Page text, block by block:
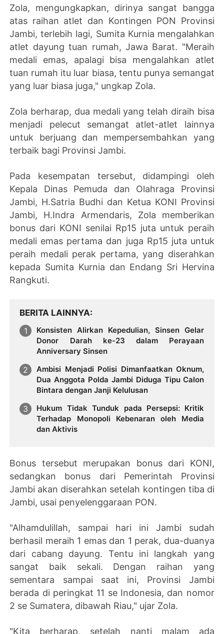
Zola, mengungkapkan, dirinya sangat bangga
atas raihan atlet dan Kontingen PON Provinsi
Jambi, terlebih lagi, Sumita Kurnia mengalahkan
atlet dayung tuan rumah, Jawa Barat. "Meraih
medali emas, apalagi bisa mengalahkan atlet
tuan rumah itu luar biasa, tentu punya semangat
yang luar biasa juga," ungkap Zola.
Zola berharap, dua medali yang telah diraih bisa
menjadi pelecut semangat atlet-atlet lainnya
untuk berjuang dan mempersembahkan yang
terbaik bagi Provinsi Jambi.
Pada kesempatan tersebut, didampingi oleh
Kepala Dinas Pemuda dan Olahraga Provinsi
Jambi, H.Satria Budhi dan Ketua KONI Provinsi
Jambi, H.Indra Armendaris, Zola memberikan
bonus dari KONI senilai Rp15 juta untuk peraih
medali emas pertama dan juga Rp15 juta untuk
peraih medali perak pertama, yang diserahkan
kepada Sumita Kurnia dan Endang Sri Hervina
Rangkuti.
BERITA LAINNYA
Konsisten Alirkan Kepedulian, Sinsen Gelar
Donor Darah ke-23 dalam Perayaan
Anniversary Sinsen
Ambisi Menjadi Polisi Dimanfaatkan Oknum,
Dua Anggota Polda Jambi Diduga Tipu Calon
Bintara dengan Janji Kelulusan
Hukum Tidak Tunduk pada Persepsi: Kritik
Terhadap Monopoli Kebenaran oleh Media
dan Aktivis
Bonus tersebut merupakan bonus dari KONI,
sedangkan bonus dari Pemerintah Provinsi
Jambi akan diserahkan setelah kontingen tiba di
Jambi, usai penyelenggaraan PON.
"Alhamdulillah, sampai hari ini Jambi sudah
berhasil meraih 1 emas dan 1 perak, dua-duanya
dari cabang dayung. Tentu ini langkah yang
sangat baik sekali. Dengan raihan yang
sementara sampai saat ini, Provinsi Jambi
berada di peringkat 11 se Indonesia, dan nomor
2 se Sumatera, dibawah Riau," ujar Zola.
"Kita berharap, setelah nanti malam ada